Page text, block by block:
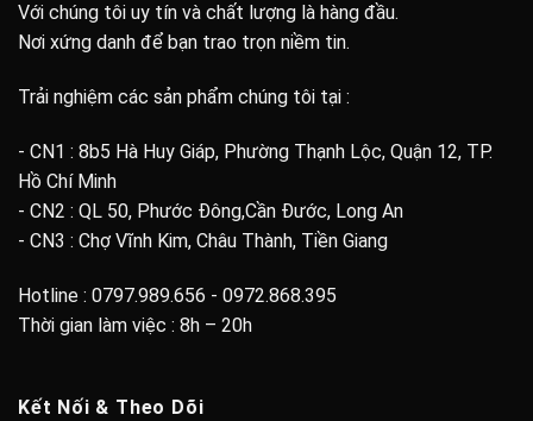
Với chúng tôi uy tín và chất lượng là hàng đầu.
Nơi xứng danh để bạn trao trọn niềm tin.
Trải nghiệm các sản phẩm chúng tôi tại :
- CN1 : 8b5 Hà Huy Giáp, Phường Thạnh Lộc, Quận 12, TP.
Hồ Chí Minh
- CN2 : QL 50, Phước Đông,Cần Đước, Long An
- CN3 : Chợ Vĩnh Kim, Châu Thành, Tiền Giang
Hotline : 0797.989.656 - 0972.868.395
Thời gian làm việc : 8h – 20h
Kết Nối & Theo Dõi